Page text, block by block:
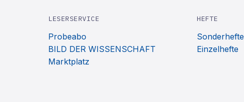
LESERSERVICE
Probeabo
BILD DER WISSENSCHAFT
Marktplatz
HEFTE
Sonderhefte
Einzelhefte